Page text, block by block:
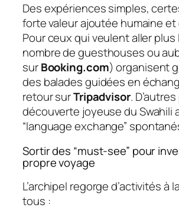
Des expériences simples,
forte valeur ajoutée humaine
Pour ceux qui veulent aller plus
nombre de guesthouses ou
surBooking.com) organisent
des balades guidées en
retour surTripadvisor.
découverte joyeuse du Swahili
“language exchange”
Sortir des “must-see” pour
propre voyage
L’archipel regorge d’activités à
tous :